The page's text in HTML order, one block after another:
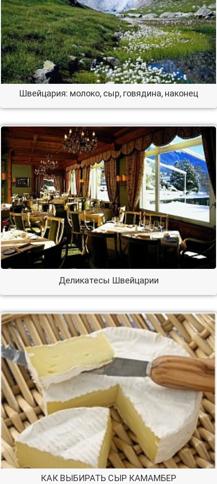
Швейцария: молоко, сыр, говядина, наконец
Деликатесы Швейцарии
КАК ВЫБИРАТЬ СЫР КАМАМБЕР